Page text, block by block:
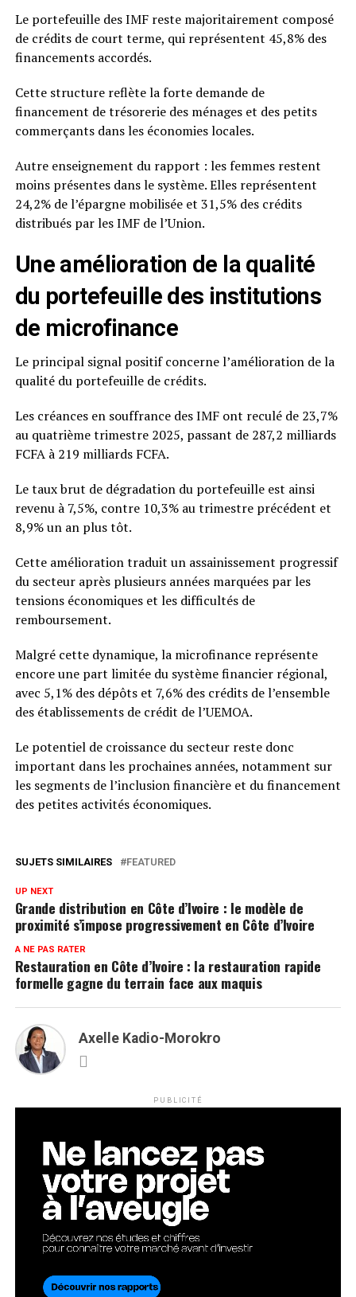
Le portefeuille des IMF reste majoritairement composé
de crédits de court terme, qui représentent 45,8% des
financements accordés.
Cette structure reflète la forte demande de
financement de trésorerie des ménages et des petits
commerçants dans les économies locales.
Autre enseignement du rapport : les femmes restent
moins présentes dans le système. Elles représentent
24,2% de l’épargne mobilisée et 31,5% des crédits
distribués par les IMF de l’Union.
Une amélioration de la qualité
du portefeuille des institutions
de microfinance
Le principal signal positif concerne l’amélioration de la
qualité du portefeuille de crédits.
Les créances en souffrance des IMF ont reculé de 23,7%
au quatrième trimestre 2025, passant de 287,2 milliards
FCFA à 219 milliards FCFA.
Le taux brut de dégradation du portefeuille est ainsi
revenu à 7,5%, contre 10,3% au trimestre précédent et
8,9% un an plus tôt.
Cette amélioration traduit un assainissement progressif
du secteur après plusieurs années marquées par les
tensions économiques et les difficultés de
remboursement.
Malgré cette dynamique, la microfinance représente
encore une part limitée du système financier régional,
avec 5,1% des dépôts et 7,6% des crédits de l’ensemble
des établissements de crédit de l’UEMOA.
Le potentiel de croissance du secteur reste donc
important dans les prochaines années, notamment sur
les segments de l’inclusion financière et du financement
des petites activités économiques.
SUJETS SIMILAIRES FEATURED
UP NEXT
Grande distribution en Côte d’Ivoire : le modèle de
proximité s’impose progressivement en Côte d’Ivoire
A NE PAS RATER
Restauration en Côte d’Ivoire : la restauration rapide
formelle gagne du terrain face aux maquis
Axelle Kadio-Morokro
PUBLICITÉ